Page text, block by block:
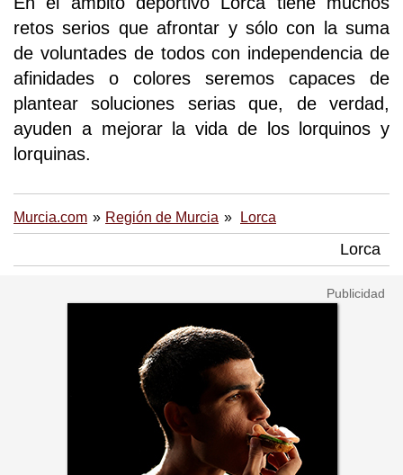
retos serios que afrontar y sólo con la suma
de voluntades de todos con independencia de
afinidades o colores seremos capaces de
plantear soluciones serias que, de verdad,
ayuden a mejorar la vida de los lorquinos y
lorquinas.
Murcia.com Región de Murcia Lorca
Lorca